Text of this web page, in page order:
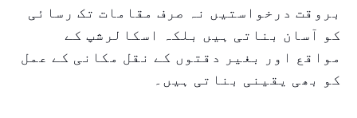
بروقت درخواستیں نہ صرف مقامات تک رسائی
کو آسان بناتی ہیں بلکہ اسکالرشپ کے
مواقع اور بغیر دقتوں کے نقل مکانی کے عمل
کو بھی یقینی بناتی ہیں۔